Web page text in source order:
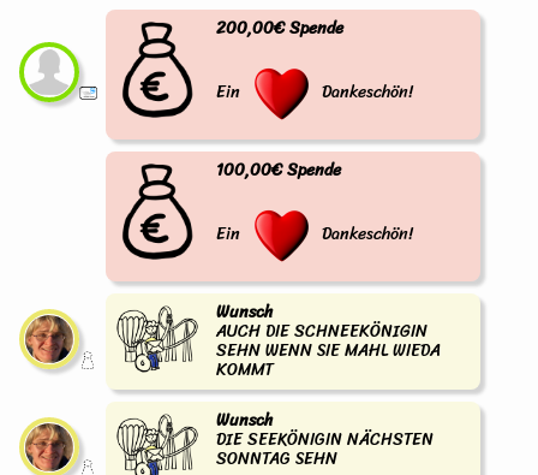
200,00€ Spende
Ein Dankeschön!
100,00€ Spende
Ein Dankeschön!
Wunsch
AUCH DIE SCHNEEKÖNIGIN
SEHN WENN SIE MAHL WIEDA
KOMMT
Wunsch
DIE SEEKÖNIGIN NÄCHSTEN
SONNTAG SEHN